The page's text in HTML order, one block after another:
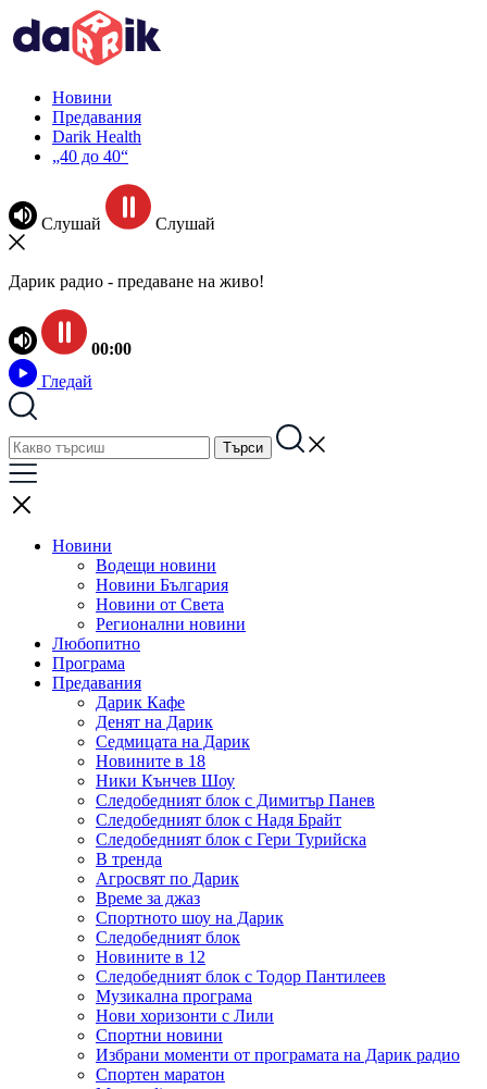
Новини
Предавания
Darik Health
„40 до 40“
Слушай Слушай
Дарик радио - предаване на живо!
00:00
Гледай
Новини
Водещи новини
Новини България
Новини от Света
Регионални новини
Любопитно
Програма
Предавания
Дарик Кафе
Денят на Дарик
Седмицата на Дарик
Новините в 18
Ники Кънчев Шоу
Следобедният блок с Димитър Панев
Следобедният блок с Надя Брайт
Следобедният блок с Гери Турийска
В тренда
Агросвят по Дарик
Време за джаз
Спортното шоу на Дарик
Следобедният блок
Новините в 12
Следобедният блок с Тодор Пантилеев
Музикална програма
Нови хоризонти с Лили
Спортни новини
Избрани моменти от програмата на Дарик радио
Спортен маратон